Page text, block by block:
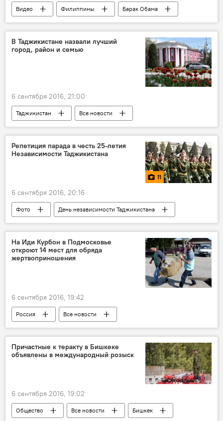
Видео Филиппины Барак Обама
В Таджикистане назвали лучший
город, район и семью
6 сентября 2016, 21:00
Таджикистан
Все новости
соревнования
Репетиция парада в честь 25-летия
Независимости Таджикистана
11
6 сентября 2016, 20:16
Фото
День независимости Таджикистана
репетиция парада
35 лет независимости Таджикистана
Таджикистан
Новости Душанбе
На Иди Курбон в Подмосковье
откроют 14 мест для обряда
жертвоприношения
6 сентября 2016, 19:42
Россия
Все новости
мусульманство
праздник
Причастные к теракту в Бишкеке
объявлены в международный розыск
6 сентября 2016, 19:02
Общество Все новости
Бишкек